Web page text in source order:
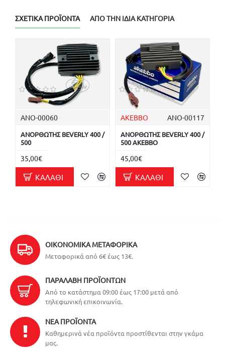
ΣΧΕΤΙΚΆ ΠΡΟΪΌΝΤΑ ΑΠΌ ΤΗΝ ΊΔΙΑ ΚΑΤΗΓΟΡΊΑ
ΑΝΟ-00060
ΑΝΟΡΘΩΤΗΣ BEVERLY 400 /
500
35,00€
ΚΑΛΆΘΙ
AKEBBO ΑΝΟ-00117
ΑΝΟΡΘΩΤΗΣ BEVERLY 400 /
500 AKEBBO
45,00€
ΚΑΛΆΘΙ
ΟΙΚΟΝΟΜΙΚΆ ΜΕΤΑΦΟΡΙΚΆ
Μεταφορικά από 6€ έως 13€.
ΠΑΡΑΛΑΒΉ ΠΡΟΪΌΝΤΩΝ
Από το κατάστημα 09:00 έως 17:00 μετά από
τηλεφωνική επικοινωνία.
ΝΈΑ ΠΡΟΪΌΝΤΑ
Καθημερινά νέα προϊόντα προστίθενται στην γκάμα
μας.